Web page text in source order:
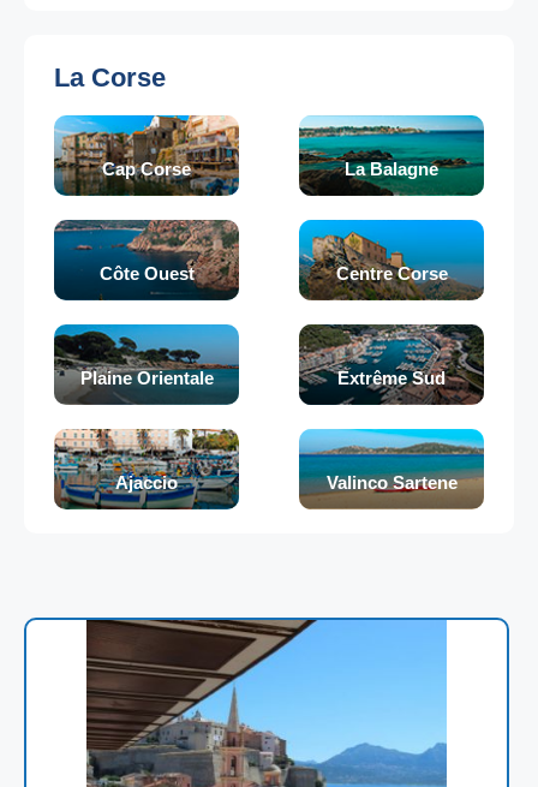
La Corse
Cap Corse La Balagne
Côte Ouest Centre Corse
Plaine Orientale Extrême Sud
Ajaccio Valinco Sartene